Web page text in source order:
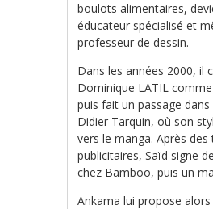
boulots alimentaires,
éducateur spécialisé et
professeur de dessin.
Dans les années 2000, il
Dominique LATIL
puis fait un passage dans
Didier Tarquin, où son
vers le manga. Après des
publicitaires, Saïd signe
chez Bamboo, puis un
Ankama lui propose